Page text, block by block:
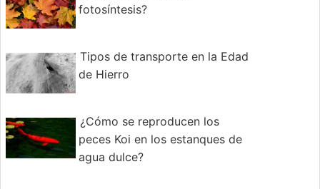
fotosíntesis?
Tipos de transporte en la Edad
de Hierro
¿Cómo se reproducen los
peces Koi en los estanques de
agua dulce?